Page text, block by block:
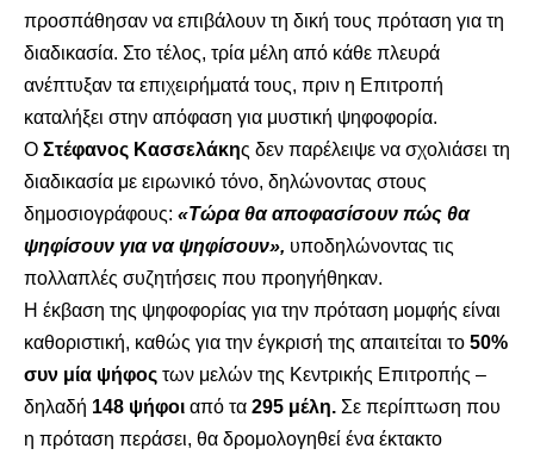
προσπάθησαν να επιβάλουν τη δική τους πρόταση για τη
διαδικασία. Στο τέλος, τρία μέλη από κάθε πλευρά
ανέπτυξαν τα επιχειρήματά τους, πριν η Επιτροπή
καταλήξει στην απόφαση για μυστική ψηφοφορία.
Ο Στέφανος Κασσελάκης δεν παρέλειψε να σχολιάσει τη
διαδικασία με ειρωνικό τόνο, δηλώνοντας στους
δημοσιογράφους: «Τώρα θα αποφασίσουν πώς θα
ψηφίσουν για να ψηφίσουν», υποδηλώνοντας τις
πολλαπλές συζητήσεις που προηγήθηκαν.
Η έκβαση της ψηφοφορίας για την πρόταση μομφής είναι
καθοριστική, καθώς για την έγκρισή της απαιτείται το 50%
συν μία ψήφος των μελών της Κεντρικής Επιτροπής –
δηλαδή 148 ψήφοι από τα 295 μέλη. Σε περίπτωση που
η πρόταση περάσει, θα δρομολογηθεί ένα έκτακτο